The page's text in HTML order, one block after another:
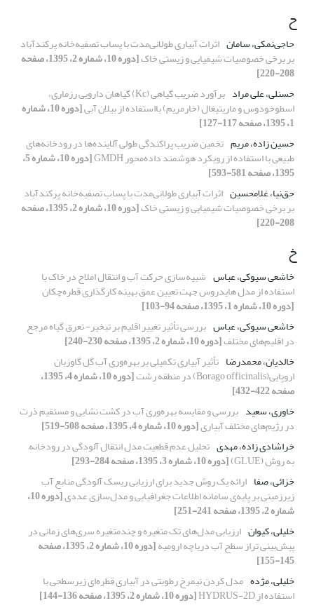
ح
حاجی‌نمکی، سامان اثرات آبیاری طولانی‌مدت با پساب تصفیه‌خانه پرکندآباد
بر برخی خصوصیات شیمیایی و زیستی خاک [دوره 10، شماره 2، 1395، صفحه
208-220]
حسن‎لی، علی مراد
برآورد ضریب گیاهی (Kc) گیاهان دارویی رزماری،
اسطوخودوس و ماریتیغال (خارمریم) بااستفاده از بیلان آبی [دوره 10، شماره
1، 1395، صفحه 117-127]
حسین زاده، مریم تخمین ضریب پراکندگی طولی آلاینده‌ها در رودخانه‌های
طبیعی با استفاده از رویکرد هوشمند داده‌محور GMDH [دوره 10، شماره 5،
1395، صفحه 581-593]
حق‌نیا، غلامحسین اثرات آبیاری طولانی‌مدت با پساب تصفیه‌خانه پرکندآباد
بر برخی خصوصیات شیمیایی و زیستی خاک [دوره 10، شماره 2، 1395، صفحه
208-220]
خ
خاشعی سیوکی، عباس شبیه‌سازی حرکت آب و انتقال املاح در خاک با
استفاده از مدل هایدروس جهت تعیین عمق بهینه کارگذاری قطره‌چکان
[دوره 10، شماره 1، 1395، صفحه 94-103]
خاشعی سیوکی، عباس بررسی تأثیر تغییر اقلیم بر تبخیر- تعرق گیاه مرجع
در اقلیم‌های مختلف[دوره 10، شماره 2، 1395، صفحه 230-240]
خالدیان، محمد‌رضا تأثیر آبیاری تکمیلی بر بهره‌وری آب گل گاوزبان
اروپایی(Borago officinalis) در منطقه رشت [دوره 10، شماره 4، 1395،
صفحه 422-432]
خاوری، سعید بررسی و مقایسه بهره‌وری آب در کشت نشایی و مستقیم ذرت
در رژیم‌های مختلف آبیاری[دوره 10، شماره 4، 1395، صفحه 508-519]
خراشادی زاده، مهدی تحلیل عدم قطعیت مدل انتقال آلودگی در رودخانه
به روش (GLUE)
[دوره 10، شماره 3، 1395، صفحه 284-293]
خزائی، صفا ارائه یک روش جدید برای ارزیابی ریسک آلودگی منابع آب
زیرزمینی بر پایه‌ی سامانه اطلاعات جغرافیایی و مدل‌سازی عددی [دوره 10،
شماره 2، 1395، صفحه 241-251]
خلیلی، کیوان ارزیابی مدل‌های تک متغیره و چندمتغیره سری‌های زمانی در
پیش‌بینی تراز سطح آب دریاچه ارومیه [دوره 10، شماره 2، 1395، صفحه
145-155]
خلیلی، مژده مدل کردن نیمرخ رطوبتی در آبیاری قطره‌ای زیرسطحی با
استفاده از HYDRUS-2D [دوره 10، شماره 2، 1395، صفحه 136-144]